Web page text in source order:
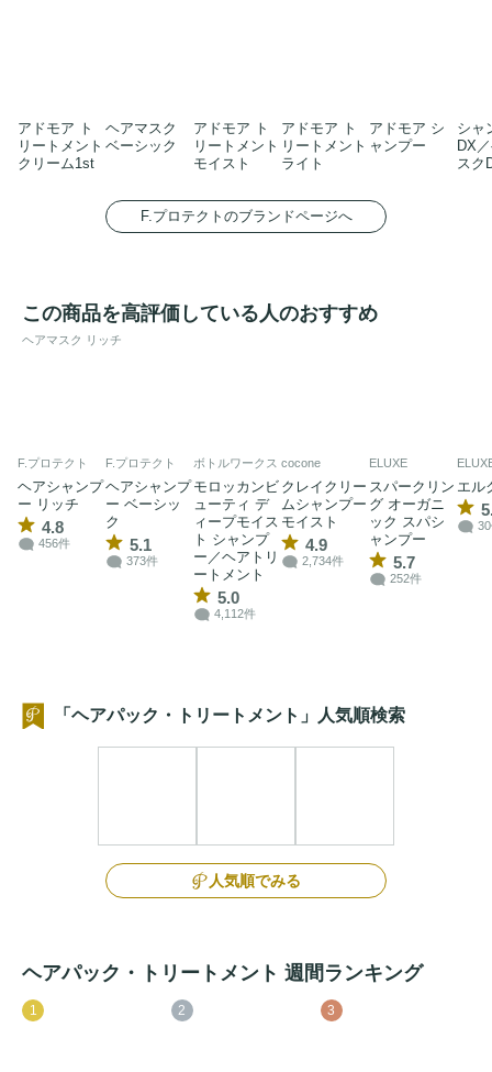
アドモア ト
リートメント
クリーム1st
ヘアマスク
ベーシック
アドモア ト
リートメント
モイスト
アドモア ト
リートメント
ライト
アドモア シ
ャンプー
シャ
DX
スク
F.プロテクトのブランドページへ
この商品を高評価している人のおすすめ
ヘアマスク リッチ
F.プロテクト
ヘアシャンプ
ー リッチ
4.8
456件
F.プロテクト
ヘアシャンプ
ー ベーシッ
ク
5.1
373件
ボトルワークス
モロッカンビ
ューティ デ
ィープモイス
ト シャンプ
ー／ヘアトリ
ートメント
5.0
4,112件
cocone
クレイクリー
ムシャンプー
モイスト
4.9
2,734件
ELUXE
スパークリン
グ オーガニ
ック スパシ
ャンプー
5.7
252件
エル
「ヘアパック・トリートメント」人気順検索
人気順でみる
ヘアパック・トリートメント 週間ランキング
1 2 3